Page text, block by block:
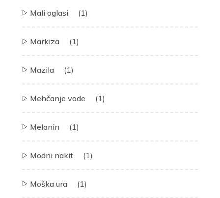
Mali oglasi (1)
Markiza (1)
Mazila (1)
Mehčanje vode (1)
Melanin (1)
Modni nakit (1)
Moška ura (1)